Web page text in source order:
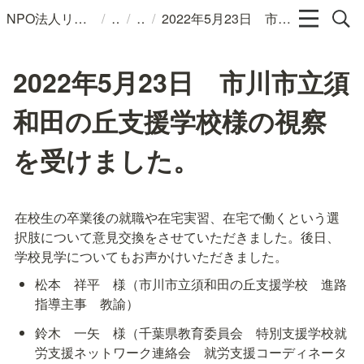
NPO法人リンパカフェ / / / 2022年5月23日 市川市立須和田の丘支援学校様の視察を受けました。
2022年5月23日 市川市立須
和田の丘支援学校様の視察
を受けました。
在校生の卒業後の就職や在宅実習、在宅で働くという選
択肢について意見交換をさせていただきました。後日、
学校見学についてもお声かけいただきました。
松本　祥平　様（市川市立須和田の丘支援学校　進路
指導主事　教諭）
鈴木　一矢　様（千葉県教育委員会　特別支援学校就
労支援ネットワーク連絡会　就労支援コーディネータ